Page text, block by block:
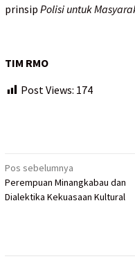
prinsip Polisi untuk
TIM RMO
Post Views: 174
Navigasi
pos
Pos sebelumnya
Perempuan Minangkabau dan
Dialektika Kekuasaan Kultural